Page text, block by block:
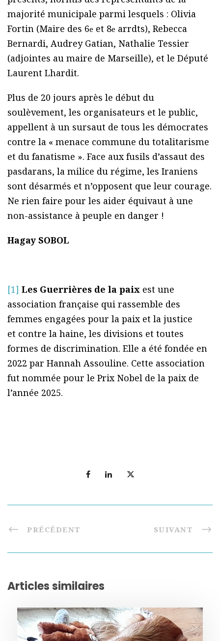
majorité municipale parmi lesquels : Olivia
Fortin (Maire des 6e et 8e arrdts), Rebecca
Bernardi, Audrey Gatian, Nathalie Tessier
(adjointes au maire de Marseille), et le Député
Laurent Lhardit.
Plus de 20 jours après le début du
soulèvement, les organisateurs et le public,
appellent à un sursaut de tous les démocrates
contre la « menace commune du totalitarisme
et du fanatisme ». Face aux fusils d’assaut des
pasdarans, la milice du régime, les Iraniens
sont désarmés et n’opposent que leur courage.
Ne rien faire pour les aider équivaut à une
non-assistance à peuple en danger !
Hagay SOBOL
[1] Les Guerrières de la paix est une
association française qui rassemble des
femmes engagées pour la paix et la justice
et contre la haine, les divisions et toutes
formes de discrimination. Elle a été fondée en
2022 par Hannah Assouline. Cette association
fut nommée pour le Prix Nobel de la paix de
l’année 2025.
PRÉCÉDENT SUIVANT
Articles similaires